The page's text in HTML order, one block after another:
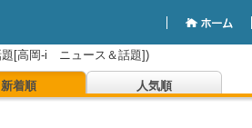
題[高岡-i ニュース＆話題])
新着順
人気順